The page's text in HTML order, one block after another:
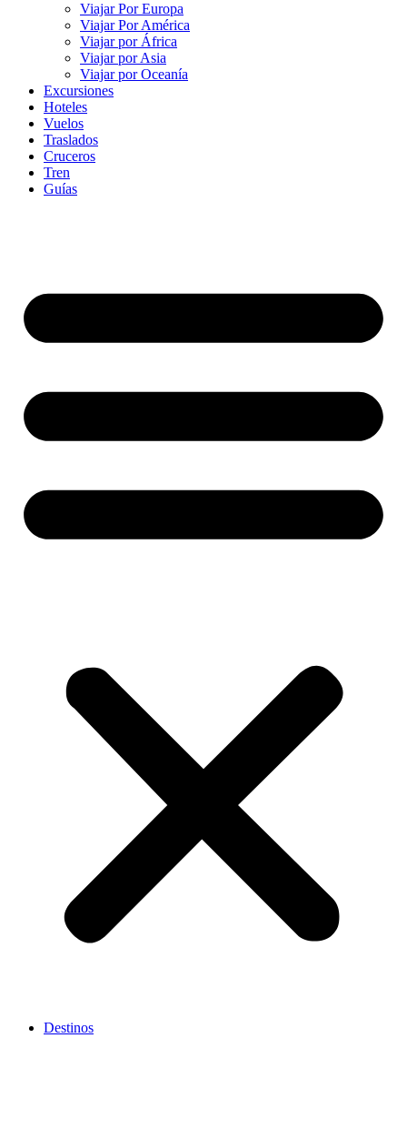
Viajar Por Europa
Viajar Por América
Viajar por África
Viajar por Asia
Viajar por Oceanía
Excursiones
Hoteles
Vuelos
Traslados
Cruceros
Tren
Guías
Destinos